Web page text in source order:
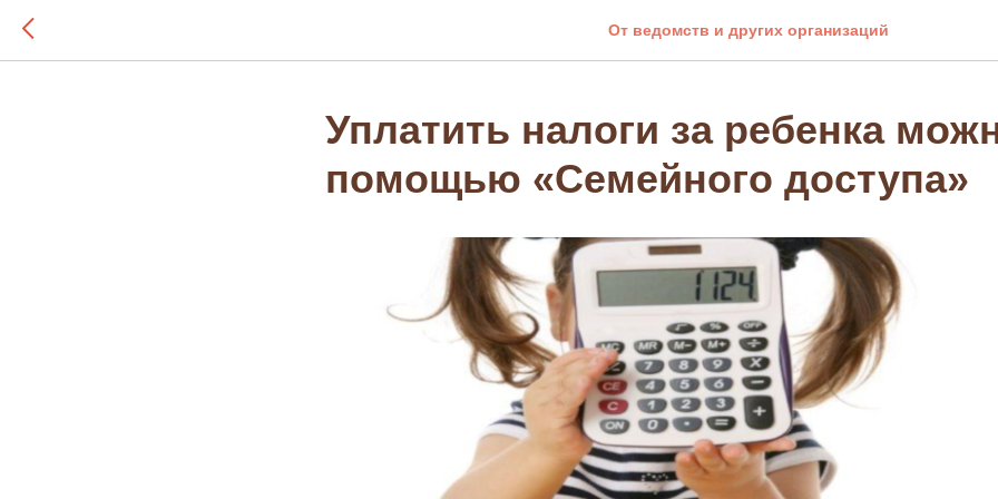
От ведомств и других организаций
Уплатить налоги за ребенка
помощью «Семейного доступа»